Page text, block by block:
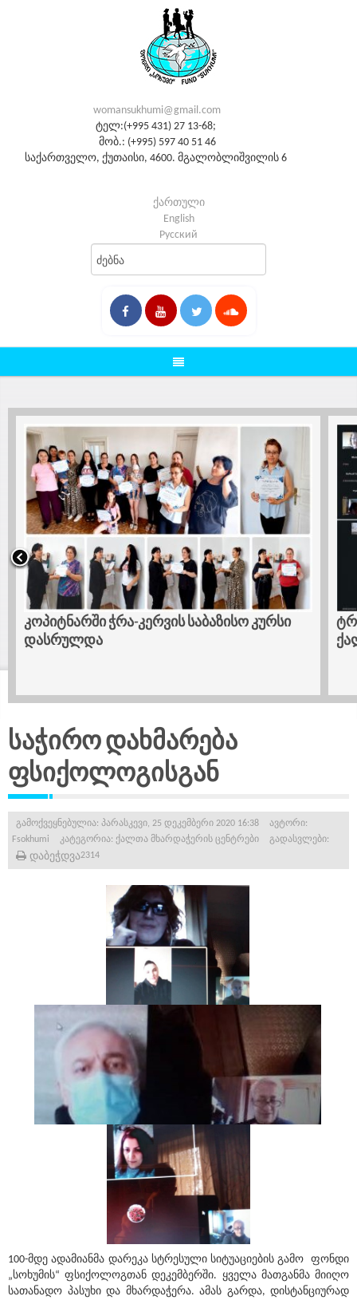
womansukhumi@gmail.com
ტელ:(+995 431) 27 13-68;
მობ.: (+995) 597 40 51 46
საქართველო, ქუთაისი, 4600. მგალობლიშვილის 6
ქართული
English
Русский
კოპიტნარში ჭრა-კერვის საბაზისო კურსი
დასრულდა
საჭირო დახმარება
ფსიქოლოგისგან
გამოქვეყნებულია: პარასკევი, 25 დეკემბერი 2020 16:38
ავტორი:
Fsokhumi
კატეგორია: ქალთა მხარდაჭერის ცენტრები
გადასვლები:
2314
დაბეჭდვა
100-მდე ადამიანმა დარეკა სტრესული სიტუაციების გამო ფონდი
„სოხუმის“ ფსიქოლოგთან დეკემბერში. ყველა მათგანმა მიიღო
სათანადო პასუხი და მხარდაჭერა. ამას გარდა, დისტანციურად